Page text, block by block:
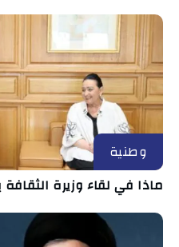
وطنية
ماذا في لقاء وزيرة